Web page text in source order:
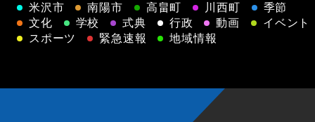
米沢市 南陽市 高畠町 川西町
季節
文化
学校 式典 行政 動画
イベント
スポーツ
緊急速報 地域情報